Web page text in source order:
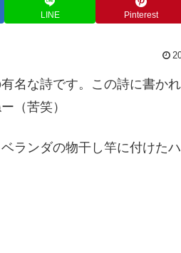
LINE Pinterest
名な詩です。この詩に書か
（苦笑）
ランダの物干し竿に付けた